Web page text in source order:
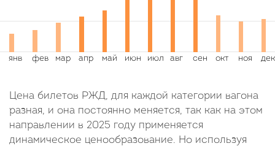
Цена билетов РЖД, для каждой категории вагона
разная, и она постоянно меняется, так как на этом
направлении в 2025 году применяется
динамическое ценообразование. Но используя